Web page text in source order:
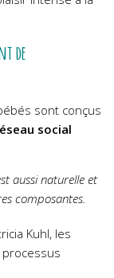
de
sont conçus
social
aussi naturelle et
composantes.
Kuhl, les